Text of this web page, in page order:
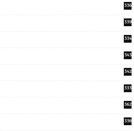
336
339
334
343
342
333
362
336